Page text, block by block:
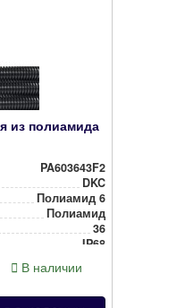
из полиамида
PA603643F2
DKC
Полиамид 6
Полиамид
36
IP68
Черный
В наличии